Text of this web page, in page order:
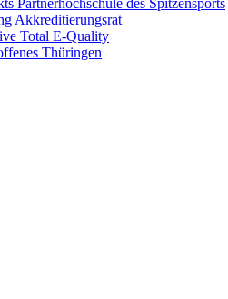
Partnerhochschule des Spitzensports
Akkreditierungsrat
Total E-Quality
Thüringen